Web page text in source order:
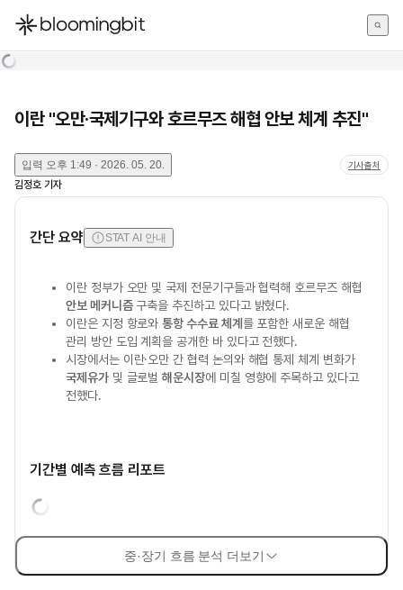
한국어
이란 "오만·국제기구와 호르무즈 해협 안보 체계 추진"
입력 오후 1:49 · 2026. 05. 20. 기사출처
김정호 기자
간단 요약 STAT AI 안내
이란 정부가 오만 및 국제 전문기구들과 협력해 호르무즈 해협
안보 메커니즘구축을 추진하고 있다고 밝혔다.
이란은 지정 항로와통항 수수료 체계 를 포함한 새로운 해협
관리 방안 도입 계획을 공개한 바 있다고 전했다.
시장에서는 이란·오만 간 협력 논의와 해협 통제 체계 변화가
국제유가및 글로벌해운시장에 미칠 영향에 주목하고 있다고
전했다.
기간별 예측 흐름 리포트
중·장기 흐름 분석 더보기